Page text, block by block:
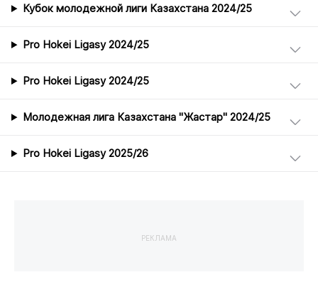
Кубок молодежной лиги Казахстана 2024/25
Pro Hokei Ligasy 2024/25
Pro Hokei Ligasy 2024/25
Молодежная лига Казахстана "Жастар" 2024/25
Pro Hokei Ligasy 2025/26
РЕКЛАМА